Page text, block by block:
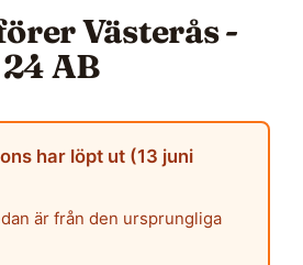
Västerås -
AB
har löpt ut (13 juni
är från den ursprungliga